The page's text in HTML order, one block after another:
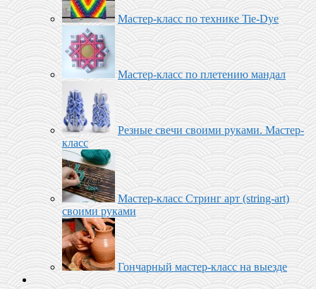
Мастер-класс по технике Tie-Dye
Мастер-класс по плетению мандал
Резные свечи своими руками. Мастер-
класс
Мастер-класс Стринг арт (string-art)
своими руками
Гончарный мастер-класс на выезде